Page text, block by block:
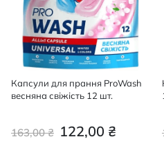
Капсули для прання ProWash
весняна свіжість 12 шт.
122,00 ₴
163,00 ₴